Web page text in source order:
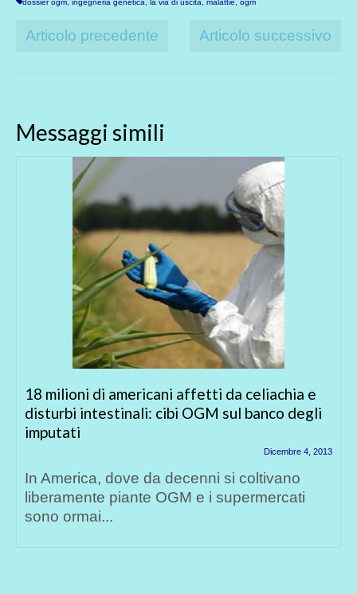
dossier ogm ingegneria genetica la via di uscita malattie ogm
Articolo precedente Articolo successivo
Messaggi simili
18 milioni di americani affetti da celiachia e
disturbi intestinali: cibi OGM sul banco degli
imputati
Dicembre 4, 2013
In America, dove da decenni si coltivano
liberamente piante OGM e i supermercati
sono ormai...